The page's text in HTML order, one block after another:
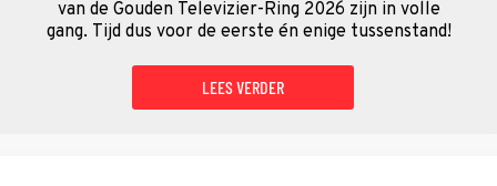
van de Gouden Televizier-Ring 2026 zijn in volle
gang. Tijd dus voor de eerste én enige tussenstand!
LEES VERDER